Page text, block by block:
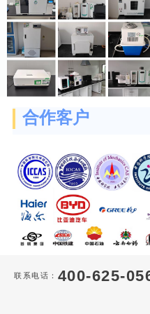
合作客户
联系电话： 400-625-